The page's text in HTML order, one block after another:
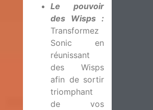
Le pouvoir
des Wisps :
Transformez
Sonic en
réunissant
des Wisps
afin de sortir
triomphant
de vos